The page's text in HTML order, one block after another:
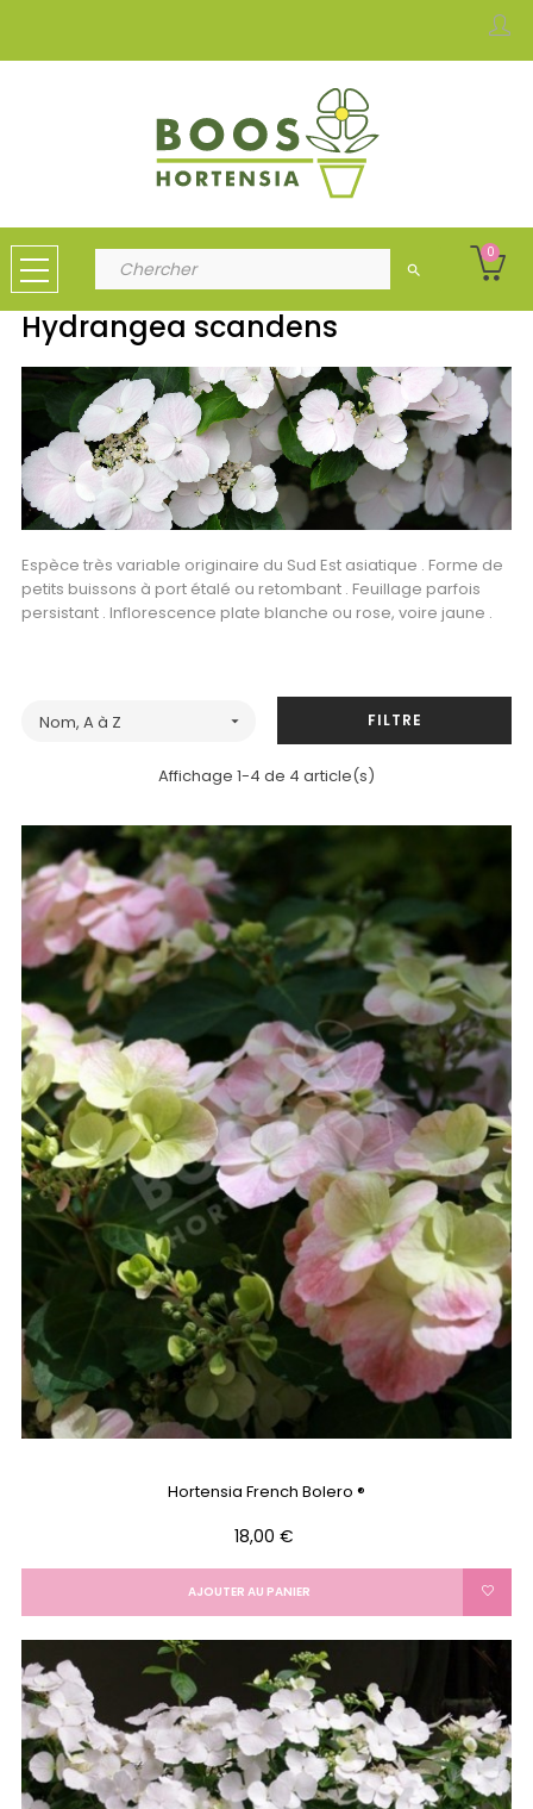
search
0
Hydrangea scandens
Espèce très variable originaire du Sud Est asiatique . Forme de
petits buissons à port étalé ou retombant . Feuillage parfois
persistant . Inflorescence plate blanche ou rose, voire jaune .
Nom, A à Z  FILTRE
Affichage 1-4 de 4 article(s)
Hortensia French Bolero ®
Prix
18,00 €
AJOUTER AU PANIER